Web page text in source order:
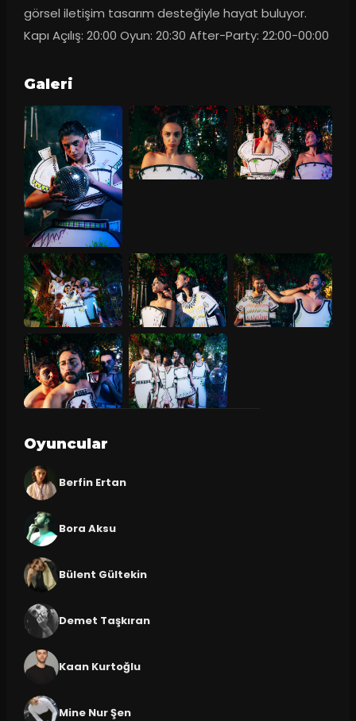
görsel iletişim tasarım desteğiyle hayat buluyor.
Kapı Açılış: 20:00 Oyun: 20:30 After-Party: 22:00-00:00
Galeri
Oyuncular
Berfin Ertan
Bora Aksu
Bülent Gültekin
Demet Taşkıran
Kaan Kurtoğlu
Mine Nur Şen